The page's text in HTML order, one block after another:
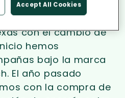
nuestras
con el cambio de
hemos
bajo la marca
El año pasado
con la compra de
Accept All Cookies